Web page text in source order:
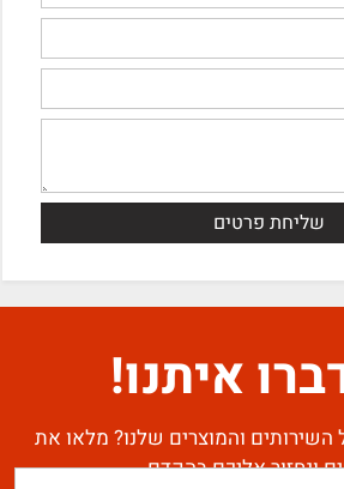
איתנו!
השירותים והמוצרים שלנו? מלאו את
ונחזור אליכם בהקדם